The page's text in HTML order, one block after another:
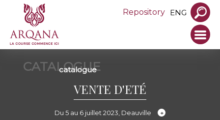
Repository ENG
CATALOGUE
catalogue
VENTE D'ETÉ
Du 5 au 6 juillet 2023, Deauville